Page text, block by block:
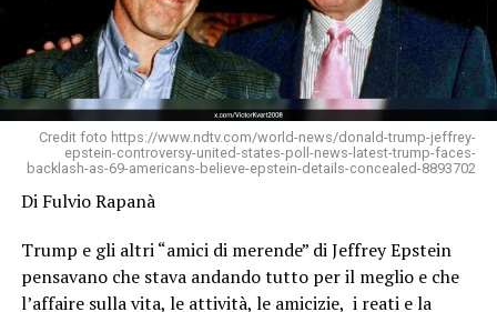
Credit foto https://www.ndtv.com/world-news/donald-trump-jeffrey-
epstein-controversy-united-states-poll-news-latest-trump-faces-
backlash-as-69-americans-believe-epstein-details-concealed-8893702
Di Fulvio Rapanà
Trump e gli altri “amici di merende” di Jeffrey Epstein
pensavano che stava andando tutto per il meglio e che
l’affaire sulla vita, le attività, le amicizie, i reati e la